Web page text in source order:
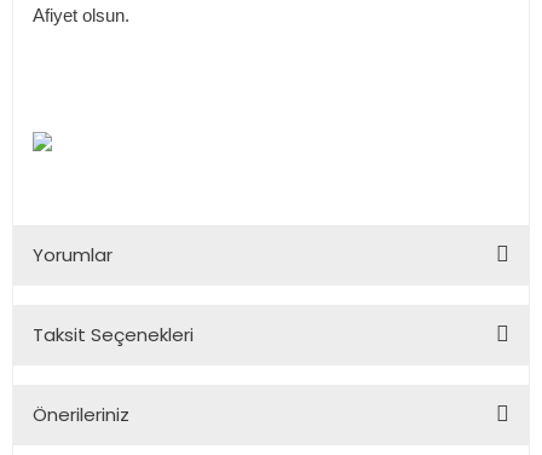
Afiyet olsun.
Yorumlar
Taksit Seçenekleri
Önerileriniz